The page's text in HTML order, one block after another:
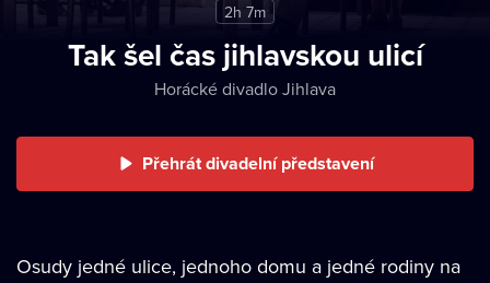
2h 7m
Tak šel čas jihlavskou ulicí
Horácké divadlo Jihlava
Přehrát divadelní představení
Osudy jedné ulice, jednoho domu a jedné rodiny na